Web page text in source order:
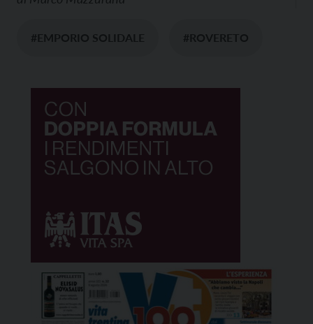
#EMPORIO SOLIDALE #ROVERETO